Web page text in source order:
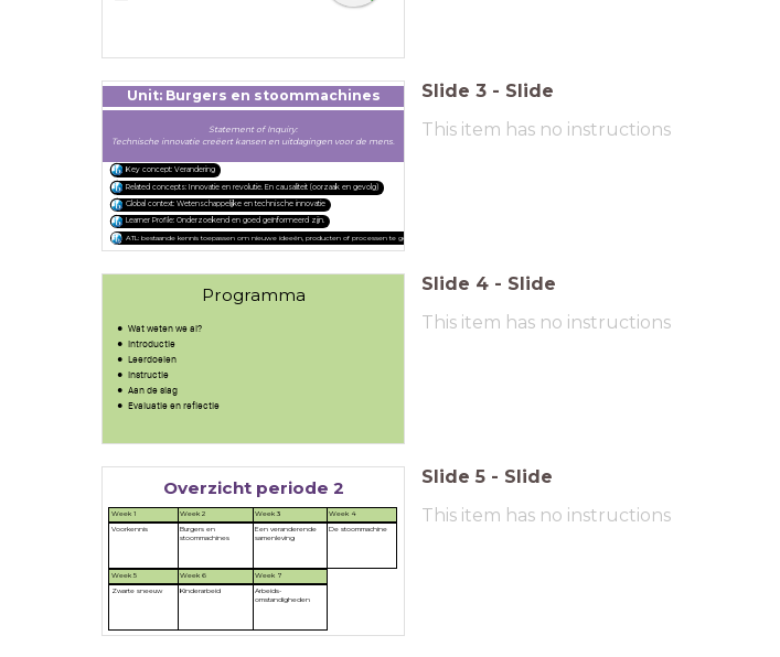
Statement of Inquiry:
Technische innovatie creëert kansen en uitdagingen voor de mens.
Unit: Burgers en stoommachines
Learner Profile: Onderzoekend en goed geïnformeerd zijn.
ATL: bestaande kennis toepassen om nieuwe ideeën, producten of processen te genereren
Related concepts: Innovatie en revolutie. En causaliteit (oorzaak en gevolg)
Key concept: Verandering
Global context: Wetenschappelijke en technische innovatie
Slide 3 - Slide
This item has no instructions
Programma
Wat weten we al?
Introductie
Leerdoelen
Instructie
Aan de slag
Evaluatie en reflectie
Slide 4 - Slide
This item has no instructions
Overzicht periode 2
Week 1 Week 2 Week 3
Week 4
Voorkennis
Burgers en
stoommachines
Een veranderende
samenleving
De stoommachine
Week 5 Week 6
Week 7
Zwarte sneeuw
Kinderarbeid
Arbeids-
omstandigheden
Slide 5 - Slide
This item has no instructions